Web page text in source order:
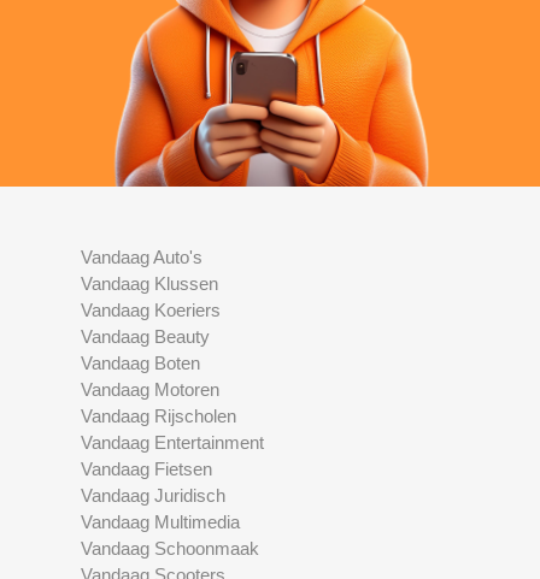
Vandaag Auto's
Vandaag Klussen
Vandaag Koeriers
Vandaag Beauty
Vandaag Boten
Vandaag Motoren
Vandaag Rijscholen
Vandaag Entertainment
Vandaag Fietsen
Vandaag Juridisch
Vandaag Multimedia
Vandaag Schoonmaak